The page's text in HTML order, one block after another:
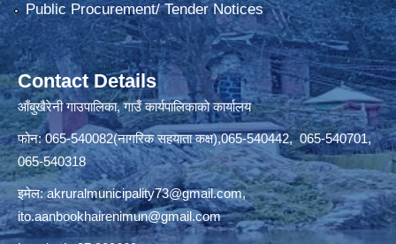
Public Procurement/ Tender Notices
Contact Details
आँबुखैरेनी गाउपालिका, गाउँ कार्यपालिकाको कार्यालय
फोन: 065-540082(नागरिक सहयाता कक्ष),065-540442, 065-540701,
065-540318
इमेल:akruralmunicipality73@gmail.com,
ito.aanbookhairenimun@gmail.com